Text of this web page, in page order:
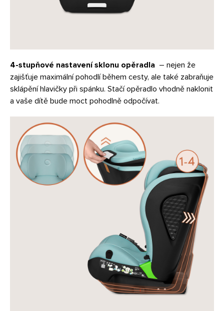
4-stupňové nastavení sklonu opěradla – nejen že
zajišťuje maximální pohodlí během cesty, ale také zabraňuje
sklápění hlavičky při spánku. Stačí opěradlo vhodně naklonit
a vaše dítě bude moct pohodlně odpočívat.